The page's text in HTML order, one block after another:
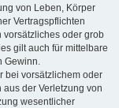
von Leben, Körper
Vertragspflichten
vorsätzliches oder grob
gilt auch für mittelbare
bei vorsätzlichem oder
der Verletzung von
wesentlicher